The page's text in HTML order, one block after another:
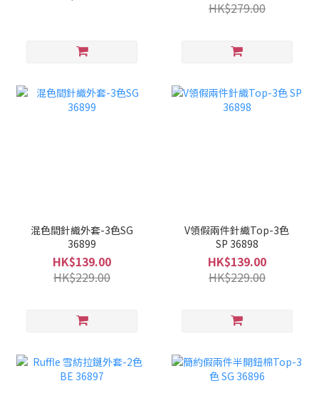
HK$279.00
混色間針織外套-3色SG
36899
HK$139.00
HK$229.00
V領假兩件針織Top-3色
SP 36898
HK$139.00
HK$229.00